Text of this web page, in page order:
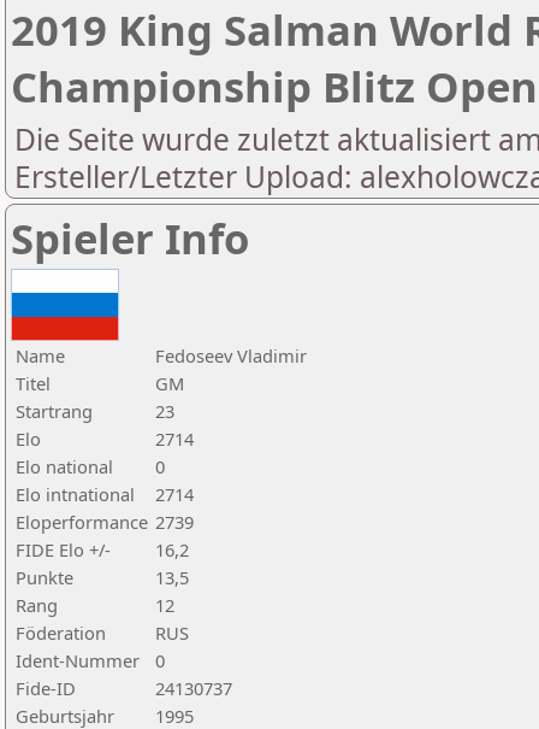
2019 King Salman World
Championship Blitz Open
Die Seite wurde zuletzt aktualisiert
Ersteller/Letzter Upload:
Spieler Info
Name
Fedoseev Vladimir
Titel
GM
Startrang
23
Elo
2714
Elo national
0
Elo intnational
2714
Eloperformance 2739
FIDE Elo +/-
16,2
Punkte
13,5
Rang
12
Föderation
RUS
Ident-Nummer
0
Fide-ID
24130737
Geburtsjahr
1995